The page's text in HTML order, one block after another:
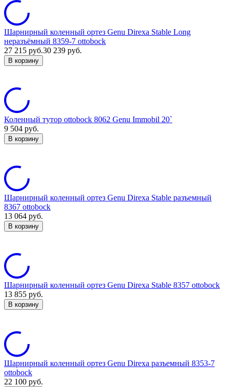
Шарнирный коленный ортез Genu Direxa Stable Long
неразъёмный 8359-7 ottobock
27 215 руб.30 239 руб.
В корзину
Коленный тутор ottobock 8062 Genu Immobil 20`
9 504 руб.
В корзину
Шарнирный коленный ортез Genu Direxa Stable разъемный
8367 ottobock
13 064 руб.
В корзину
Шарнирный коленный ортез Genu Direxa Stable 8357 ottobock
13 855 руб.
В корзину
Шарнирный коленный ортез Genu Direxa разъемный 8353-7
ottobock
22 100 руб.